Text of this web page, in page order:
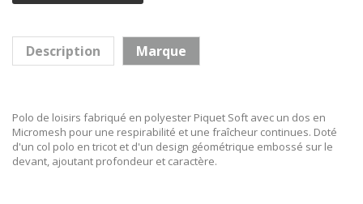
Description Marque
Polo de loisirs fabriqué en polyester Piquet Soft avec un dos en
Micromesh pour une respirabilité et une fraîcheur continues. Doté
d'un col polo en tricot et d'un design géométrique embossé sur le
devant, ajoutant profondeur et caractère.